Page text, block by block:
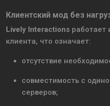
Клиентский мод без
Lively Interactions работает
клиента, что означает:
отсутствие
совместимость с
серверов;